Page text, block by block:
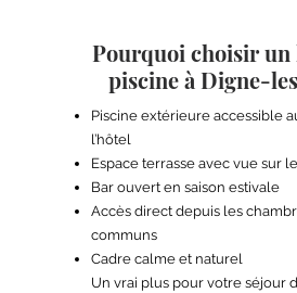
Pourquoi choisir un
piscine à Digne-
Piscine extérieure accessible
l’hôtel
Espace terrasse avec vue sur
Bar ouvert en saison estivale
Accès direct depuis les
communs
Cadre calme et naturel
Un vrai plus pour votre séjour